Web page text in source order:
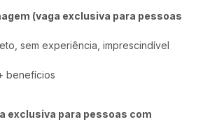
(vaga exclusiva para pessoas
sem experiência, imprescindível
benefícios
exclusiva para pessoas com